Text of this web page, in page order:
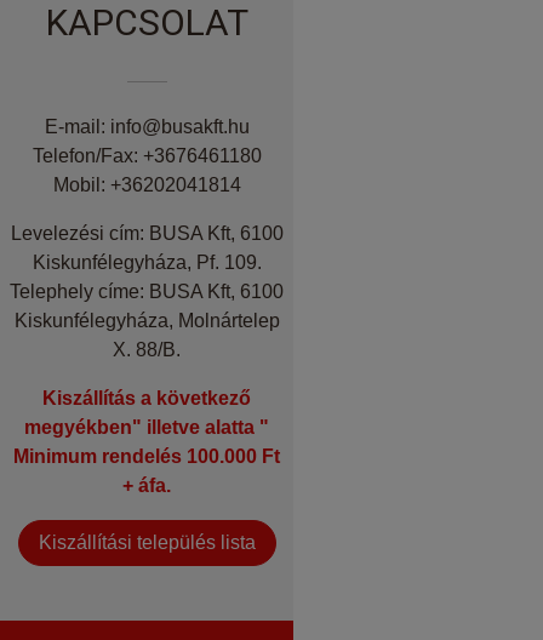
KAPCSOLAT
E-mail: info@busakft.hu
Telefon/Fax: +3676461180
Mobil: +36202041814
Levelezési cím: BUSA Kft, 6100
Kiskunfélegyháza, Pf. 109.
Telephely címe: BUSA Kft, 6100
Kiskunfélegyháza, Molnártelep
X. 88/B.
Kiszállítás a következő
megyékben" illetve alatta "
Minimum rendelés 100.000 Ft
+ áfa.
Kiszállítási település lista